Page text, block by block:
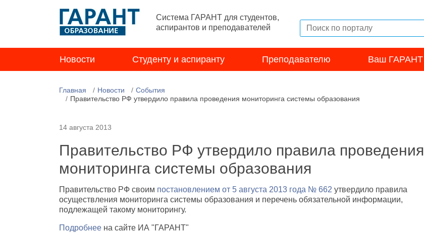
Система ГАРАНТ для студентов,
аспирантов и преподавателей
Новости Студенту и аспиранту Преподавателю Ваш ГАРАНТ
Главная Новости
События
Правительство РФ утвердило правила проведения мониторинга системы образования
14 августа 2013
Правительство РФ утвердило правила проведения
мониторинга системы образования
Правительство РФ своим постановлением от 5 августа 2013 года № 662 утвердило правила
осуществления мониторинга системы образования и перечень обязательной информации,
подлежащей такому мониторингу.
Подробнее на сайте ИА "ГАРАНТ"